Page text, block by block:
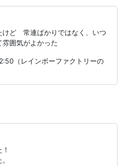
けど 常連ばかりではなく、いつ
雰囲気がよかった
（レインボーファクトリーの